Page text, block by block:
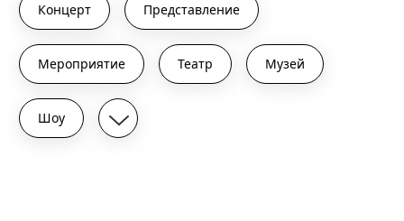
Концерт Представление
Мероприятие Театр Музей
Шоу